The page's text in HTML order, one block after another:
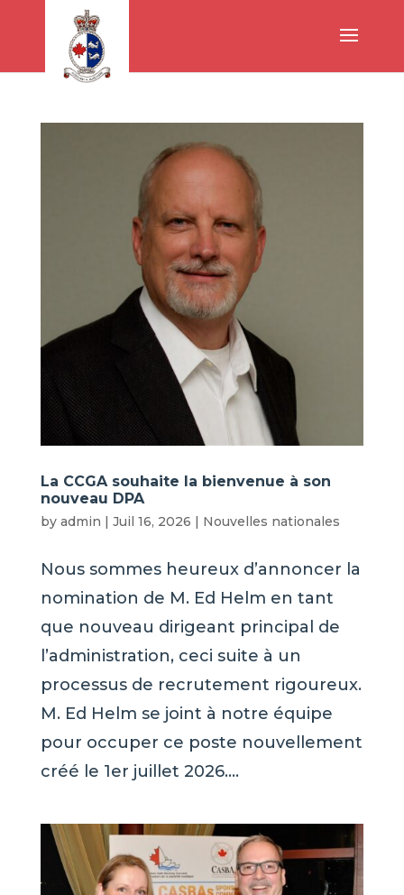
La CCGA souhaite la bienvenue à son
nouveau DPA
by admin Juil 16, 2026 Nouvelles nationales
Nous sommes heureux d’annoncer la
nomination de M. Ed Helm en tant
que nouveau dirigeant principal de
l’administration, ceci suite à un
processus de recrutement rigoureux.
M. Ed Helm se joint à notre équipe
pour occuper ce poste nouvellement
créé le 1er juillet 2026....